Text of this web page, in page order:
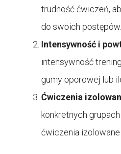
trudność ćwiczeń,
do swoich postępów.
Intensywność i
intensywność
gumy oporowej lub
Ćwiczenia
konkretnych
ćwiczenia